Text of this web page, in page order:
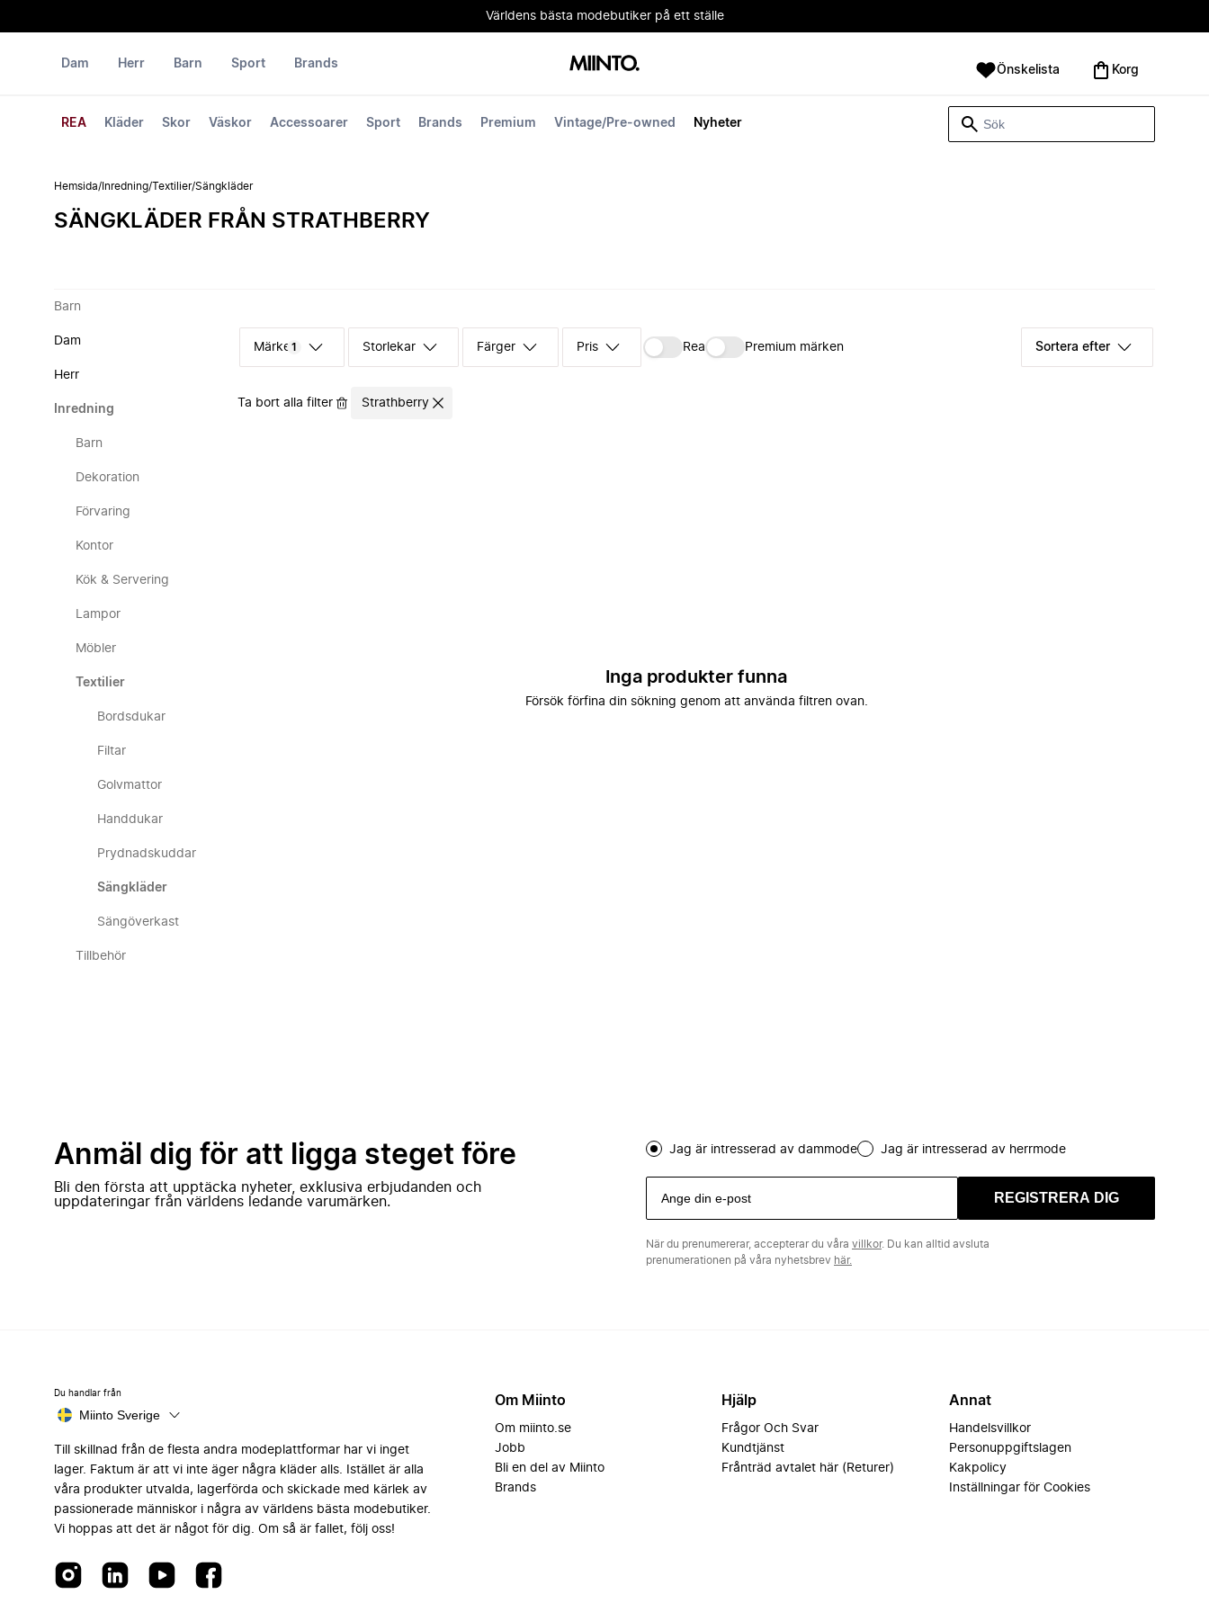
Världens bästa modebutiker på ett ställe
Dam
REA Kläder Skor Väskor Accessoarer Sport Brands Premium Vintage/Pre-owned Nyheter
Herr Barn Sport Brands Önskelista Korg
Hemsida/ Inredning/Textilier/Sängkläder
SÄNGKLÄDER FRÅN STRATHBERRY
Barn
Dam
Herr
Inredning
Barn
Dekoration
Förvaring
Kontor
Kök & Servering
Lampor
Möbler
Textilier
Bordsdukar
Filtar
Golvmattor
Handdukar
Prydnadskuddar
Sängkläder
Sängöverkast
Tillbehör
Märke 1 Storlekar Färger Pris Rea Premium märken Sortera efter
Ta bort alla filter Strathberry
Inga produkter funna
Försök förfina din sökning genom att använda filtren ovan.
Anmäl dig för att ligga steget före
Bli den första att upptäcka nyheter, exklusiva erbjudanden och
uppdateringar från världens ledande varumärken.
Jag är intresserad av dammode Jag är intresserad av herrmode
REGISTRERA DIG
När du prenumererar, accepterar du våra villkor. Du kan alltid avsluta
prenumerationen på våra nyhetsbrev här.
Du handlar från
Miinto Sverige
Till skillnad från de flesta andra modeplattformar har vi inget
lager. Faktum är att vi inte äger några kläder alls. Istället är alla
våra produkter utvalda, lagerförda och skickade med kärlek av
passionerade människor i några av världens bästa modebutiker.
Vi hoppas att det är något för dig. Om så är fallet, följ oss!
Om Miinto
Om miinto.se
Jobb
Bli en del av Miinto
Brands
Hjälp
Frågor Och Svar
Kundtjänst
Frånträd avtalet här (Returer)
Annat
Handelsvillkor
Personuppgiftslagen
Kakpolicy
Inställningar för Cookies